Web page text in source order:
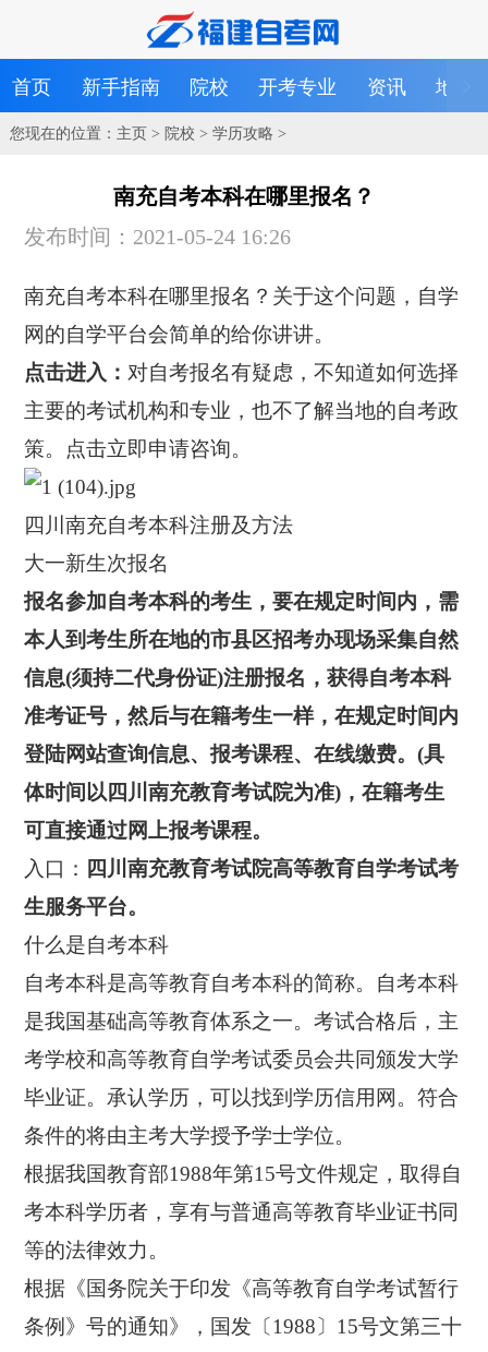
首页 新手指南 院校 开考专业 资讯 地区
您现在的位置： 主页> 院校 > 学历攻略 >
南充自考本科在哪里报名？
发布时间：2021-05-24 16:26
南充自考本科在哪里报名？关于这个问题，自学
网的自学平台会简单的给你讲讲。
点击进入： 对自考报名有疑虑，不知道如何选择
主要的考试机构和专业，也不了解当地的自考政
策。点击立即申请咨询。
四川南充自考本科注册及方法
大一新生次报名
报名参加自考本科的考生，要在规定时间内，需
本人到考生所在地的市县区招考办现场采集自然
信息(须持二代身份证)注册报名，获得自考本科
准考证号，然后与在籍考生一样，在规定时间内
登陆网站查询信息、报考课程、在线缴费。(具
体时间以四川南充教育考试院为准)，在籍考生
可直接通过网上报考课程。
入口： 四川南充教育考试院高等教育自学考试考
生服务平台。
什么是自考本科
自考本科是高等教育自考本科的简称。自考本科
是我国基础高等教育体系之一。考试合格后，主
考学校和高等教育自学考试委员会共同颁发大学
毕业证。承认学历，可以找到学历信用网。符合
条件的将由主考大学授予学士学位。
根据我国教育部1988年第15号文件规定，取得自
考本科学历者，享有与普通高等教育毕业证书同
等的法律效力。
根据《国务院关于印发《高等教育自学考试暂行
条例》号的通知》，国发〔1988〕15号文第三十